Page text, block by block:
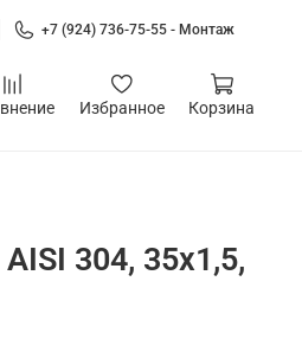
+7 (924) 736-75-55 - Монтаж
Избранное Корзина
304, 35х1,5,